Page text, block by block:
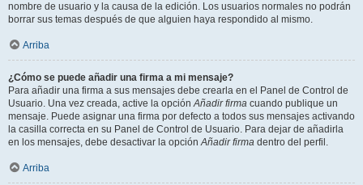
nombre de usuario y la causa de la edición. Los usuarios normales no podrán
borrar sus temas después de que alguien haya respondido al mismo.
Arriba
¿Cómo se puede añadir una firma a mi mensaje?
Para añadir una firma a sus mensajes debe crearla en el Panel de Control de
Usuario. Una vez creada, active la opciónAñadir firma cuando publique un
mensaje. Puede asignar una firma por defecto a todos sus mensajes activando
la casilla correcta en su Panel de Control de Usuario. Para dejar de añadirla
en los mensajes, debe desactivar la opciónAñadir firma dentro del perfil.
Arriba